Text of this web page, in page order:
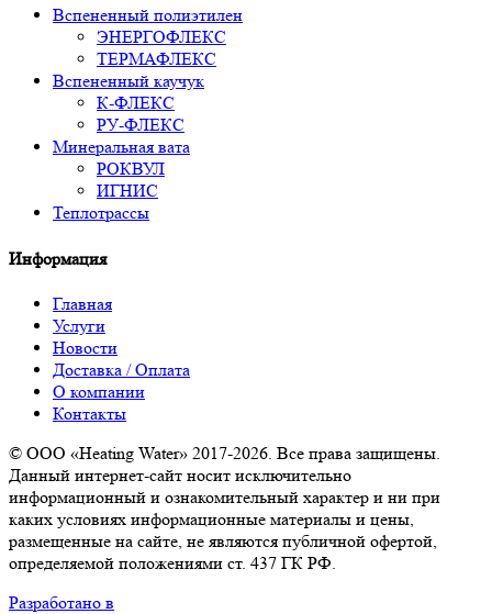
Вспененный полиэтилен
ЭНЕРГОФЛЕКС
ТЕРМАФЛЕКС
Вспененный каучук
К-ФЛЕКС
РУ-ФЛЕКС
Минеральная вата
РОКВУЛ
ИГНИС
Теплотрассы
Информация
Главная
Услуги
Новости
Доставка / Оплата
О компании
Контакты
© ООО «Heating Water» 2017-2026. Все права защищены.
Данный интернет-сайт носит исключительно
информационный и ознакомительный характер и ни при
каких условиях информационные материалы и цены,
размещенные на сайте, не являются публичной офертой,
определяемой положениями ст. 437 ГК РФ.
Разработано в